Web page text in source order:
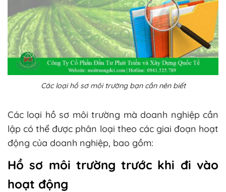
Các loại hồ sơ môi trường bạn cần nên biết
Các loại hồ sơ môi trường mà doanh nghiệp cần
lập có thể được phân loại theo các giai đoạn hoạt
động của doanh nghiệp, bao gồm:
Hồ sơ môi trường trước khi đi vào
hoạt động